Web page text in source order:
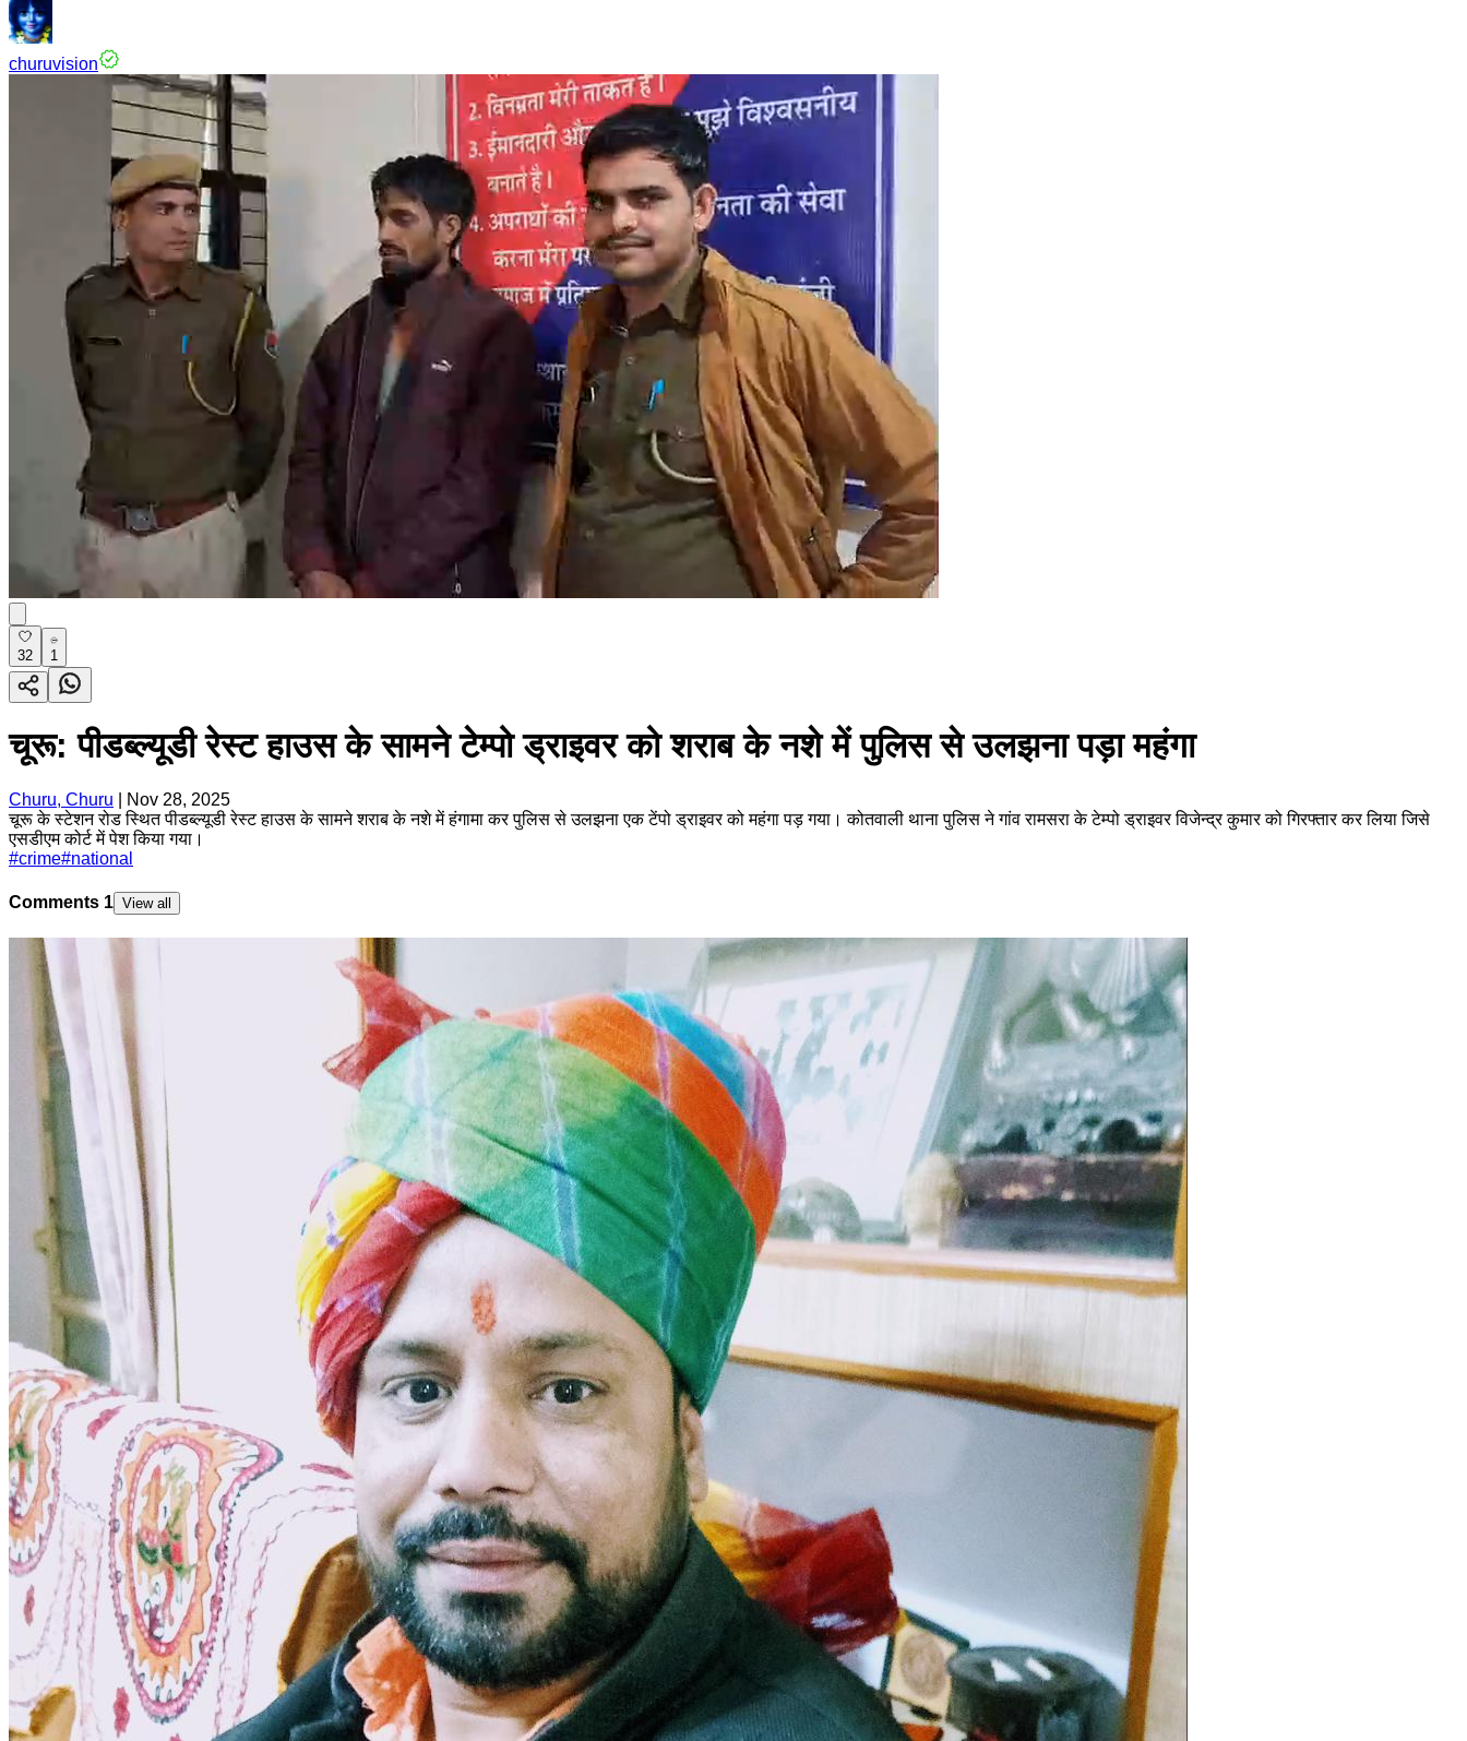
churuvision
32 1
चूरू: पीडब्ल्यूडी रेस्ट हाउस के सामने टेम्पो ड्राइवर को शराब के नशे में पुलिस से उलझना पड़ा महंगा
Churu, Churu
Nov 28, 2025
चूरू के स्टेशन रोड स्थित पीडब्ल्यूडी रेस्ट हाउस के सामने शराब के नशे में हंगामा कर पुलिस से उलझना एक टेंपो ड्राइवर को महंगा पड़ गया। कोतवाली थाना पुलिस ने गांव रामसरा के टेम्पो ड्राइवर विजेन्द्र कुमार को गिरफ्तार कर लिया जिसे
एसडीएम कोर्ट में पेश किया गया।
#crime#national
Comments 1 View all